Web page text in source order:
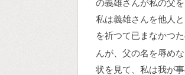
の義雄さんが私の父
私は義雄さんを他人
を祈つて已まなかつ
んが、父の名を辱め
状を見て、私は我が